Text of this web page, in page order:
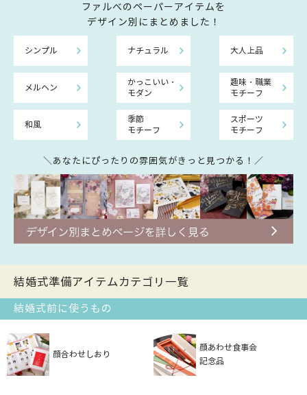
ファルべのペーパーアイテムを
デザイン別にまとめました！
シンプル ナチュラル 大人上品
メルヘン
かっこいい・
モダン
趣味・職業
モチーフ
和風
季節
モチーフ
スポーツ
モチーフ
＼あなたにぴったりの雰囲気がきっと見つかる！／
結婚式準備アイテムカテゴリ一覧
結婚式前に使うもの
顔合わせしおり
顔あわせ食事会
記念品